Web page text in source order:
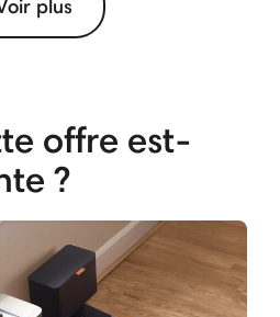
plus
offre est-
?